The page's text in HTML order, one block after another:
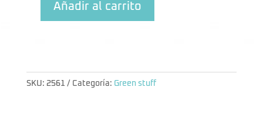
Añadir al carrito
SKU: 2561 Categoría: Green stuff